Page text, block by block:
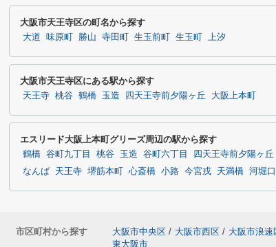
大阪市天王寺区の町名から探す
大道 味原町 勝山 寺田町 生玉前町 生玉町 上汐
大阪市天王寺区にある駅から探す
天王寺 桃谷 鶴橋 玉造 四天王寺前夕陽ヶ丘 大阪上本町
エスリード大阪上本町グリーズ周辺の駅から探す
鶴橋 谷町九丁目 桃谷 玉造 谷町六丁目 四天王寺前夕陽ヶ丘
なんば
天王寺 堺筋本町 心斎橋 小路 今宮戎 天満橋 河堀口
市区町村から探す 大阪市中央区 / 大阪市西区 / 大阪市浪速
東大阪市